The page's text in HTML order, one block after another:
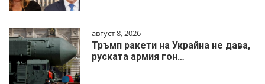
август 8, 2026
Тръмп ракети на Украйна не дава,
руската армия гон…